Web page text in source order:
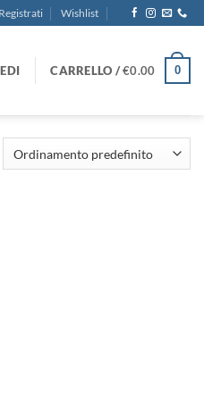
Registrati Wishlist
CARRELLO /€0.00 0